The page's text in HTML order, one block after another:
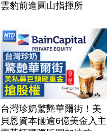
雲豹前進圓山指揮所
台灣珍奶驚艷華爾街！美
貝恩資本砸逾6億美金入主